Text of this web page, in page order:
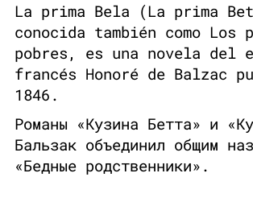
La prima Bela (La prima
conocida también como Los
pobres, es una novela del
francés Honoré de Balzac
1846.
Романы «Кузина Бетта» и
Бальзак объединил общим
«Бедные родственники».